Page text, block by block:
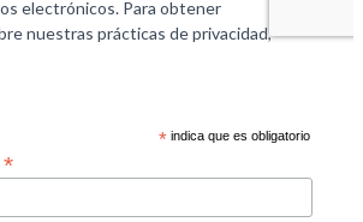
* indica que es obligatorio
*